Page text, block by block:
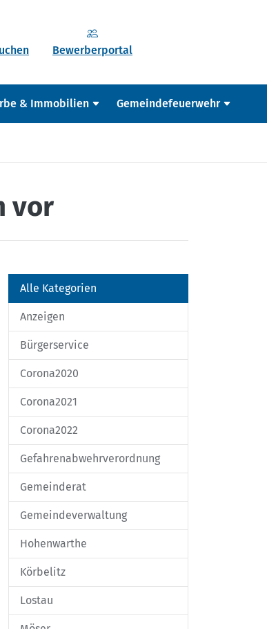
Bewerberportal
& Immobilien Gemeindefeuerwehr
vor
Alle Kategorien
Anzeigen
Bürgerservice
Corona2020
Corona2021
Corona2022
Gefahrenabwehrverordnung
Gemeinderat
Gemeindeverwaltung
Hohenwarthe
Körbelitz
Lostau